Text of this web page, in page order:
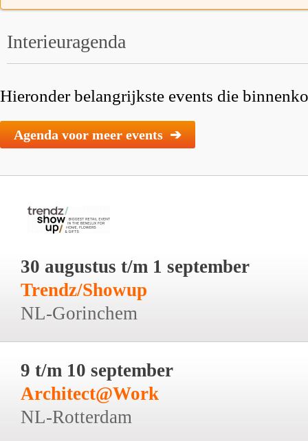
Interieuragenda
Hieronder belangrijkste events die
Agenda voor meer events ➔
30 augustus t/m 1 september
Trendz/Showup
NL-Gorinchem
9 t/m 10 september
Architect@Work
NL-Rotterdam